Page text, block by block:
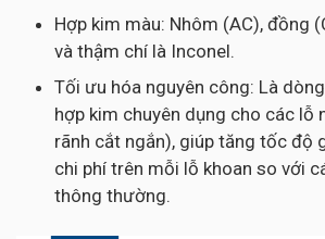
Hợp kim màu: Nhôm (AC), đồng
và thậm chí là Inconel.
Tối ưu hóa nguyên công: Là
hợp kim chuyên dụng cho các lỗ
rãnh cắt ngắn), giúp tăng tốc độ
chi phí trên mỗi lỗ khoan so với
thông thường.